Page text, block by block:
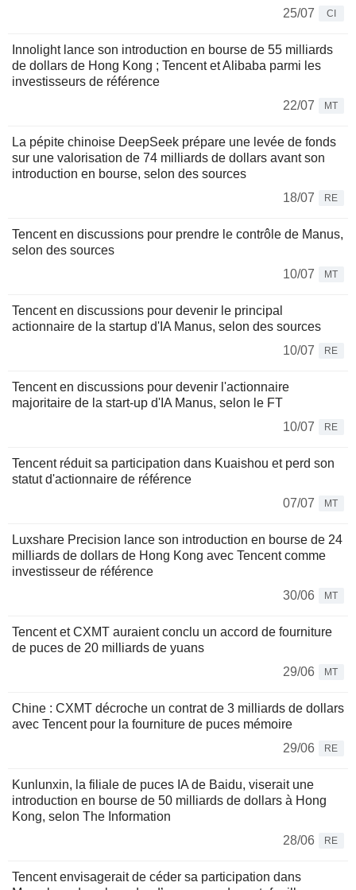
25/07
CI
Innolight lance son introduction en bourse de 55 milliards
de dollars de Hong Kong ; Tencent et Alibaba parmi les
investisseurs de référence
22/07
MT
La pépite chinoise DeepSeek prépare une levée de fonds
sur une valorisation de 74 milliards de dollars avant son
introduction en bourse, selon des sources
18/07
RE
Tencent en discussions pour prendre le contrôle de Manus,
selon des sources
10/07
MT
Tencent en discussions pour devenir le principal
actionnaire de la startup d'IA Manus, selon des sources
10/07
RE
Tencent en discussions pour devenir l'actionnaire
majoritaire de la start-up d'IA Manus, selon le FT
10/07
RE
Tencent réduit sa participation dans Kuaishou et perd son
statut d'actionnaire de référence
07/07
MT
Luxshare Precision lance son introduction en bourse de 24
milliards de dollars de Hong Kong avec Tencent comme
investisseur de référence
30/06
MT
Tencent et CXMT auraient conclu un accord de fourniture
de puces de 20 milliards de yuans
29/06
MT
Chine : CXMT décroche un contrat de 3 milliards de dollars
avec Tencent pour la fourniture de puces mémoire
29/06
RE
Kunlunxin, la filiale de puces IA de Baidu, viserait une
introduction en bourse de 50 milliards de dollars à Hong
Kong, selon The Information
28/06
RE
Tencent envisagerait de céder sa participation dans